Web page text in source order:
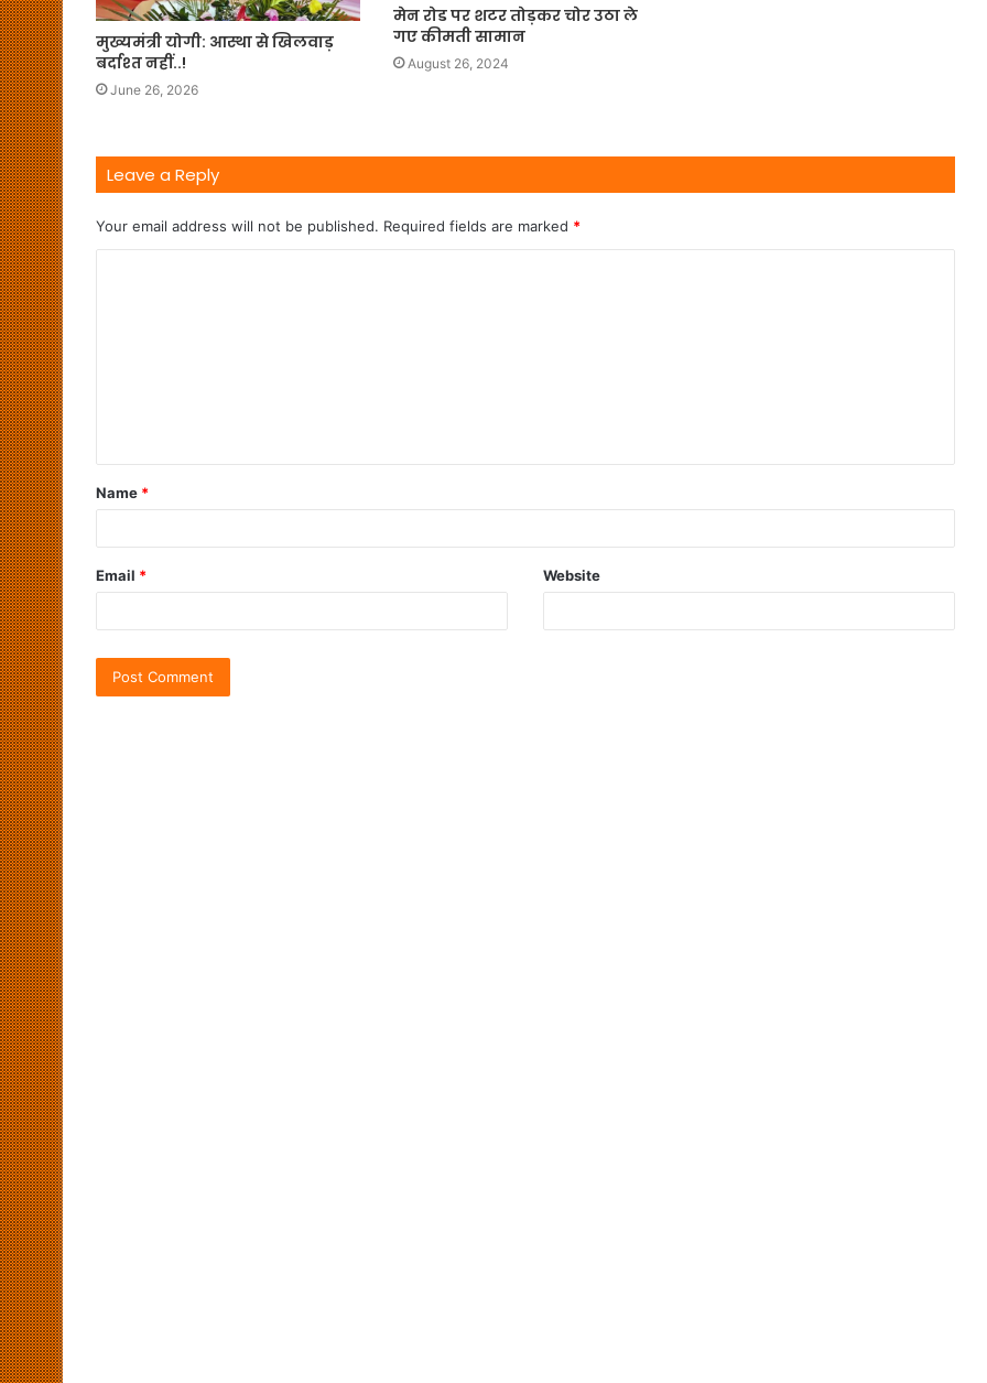
मुख्यमंत्री योगी: आस्था से खिलवाड़
बर्दाश्त नहीं..!
June 26, 2026
मेन रोड पर शटर तोड़कर चोर उठा ले
गए कीमती सामान
August 26, 2024
Leave a Reply
Your email address will not be published. Required fields are marked *
Name *
Email * Website